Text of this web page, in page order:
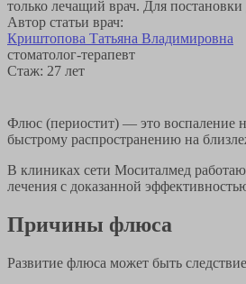
только лечащий врач. Для
Автор статьи врач:
Криштопова Татьяна Владимировна
стоматолог-терапевт
Стаж: 27 лет
Флюс (периостит) — это воспаление
быстрому распространению на
В клиниках сети Моситалмед
лечения с доказанной
Причины флюса
Развитие флюса может быть